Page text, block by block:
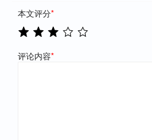
本文评分*
评论内容*